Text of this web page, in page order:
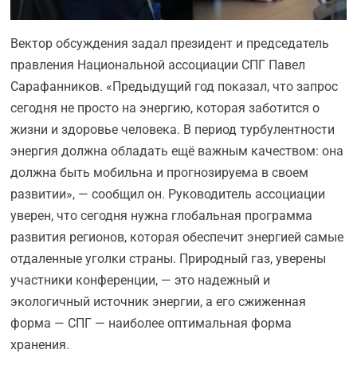
Вектор обсуждения задал президент и председатель
правления Национальной ассоциации СПГ Павел
Сарафанников. «Предыдущий год показал, что запрос
сегодня не просто на энергию, которая заботится о
жизни и здоровье человека. В период турбулентности
энергия должна обладать ещё важным качеством: она
должна быть мобильна и прогнозируема в своем
развитии», — сообщил он. Руководитель ассоциации
уверен, что сегодня нужна глобальная программа
развития регионов, которая обеспечит энергией самые
отдаленные уголки страны. Природный газ, уверены
участники конференции, — это надежный и
экологичный источник энергии, а его сжиженная
форма — СПГ — наиболее оптимальная форма
хранения.